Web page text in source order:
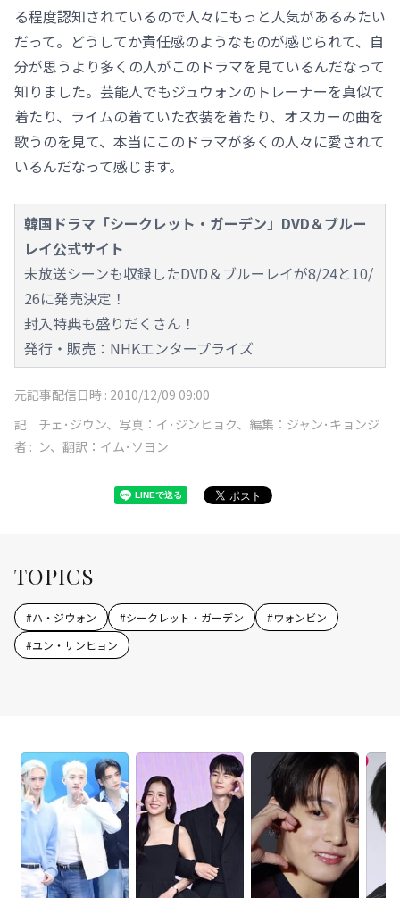
る程度認知されているので人々にもっと人気があるみたい
だって。どうしてか責任感のようなものが感じられて、自
分が思うより多くの人がこのドラマを見ているんだなって
知りました。芸能人でもジュウォンのトレーナーを真似て
着たり、ライムの着ていた衣装を着たり、オスカーの曲を
歌うのを見て、本当にこのドラマが多くの人々に愛されて
いるんだなって感じます。
韓国ドラマ「シークレット・ガーデン」DVD＆ブルー
レイ公式サイト
未放送シーンも収録したDVD＆ブルーレイが8/24と10/
26に発売決定！
封入特典も盛りだくさん！
発行・販売：NHKエンタープライズ
元記事配信日時 : 2010/12/09 09:00
記
者 :
チェ･ジウン、写真：イ･ジンヒョク、編集：ジャン･キョンジ
ン、翻訳：イム･ソヨン
TOPICS
#ハ・ジウォン #シークレット・ガーデン #ウォンビン
#ユン・サンヒョン